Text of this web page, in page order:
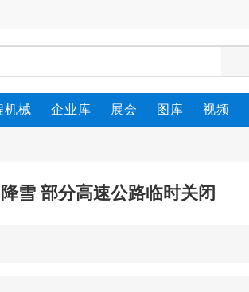
机械 企业库 展会 图库 视频
雪 部分高速公路临时关闭